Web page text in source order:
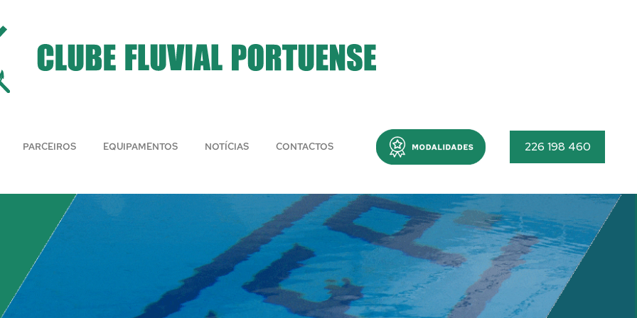
PARCEIROS EQUIPAMENTOS NOTÍCIAS CONTACTOS Menu 226 198 460